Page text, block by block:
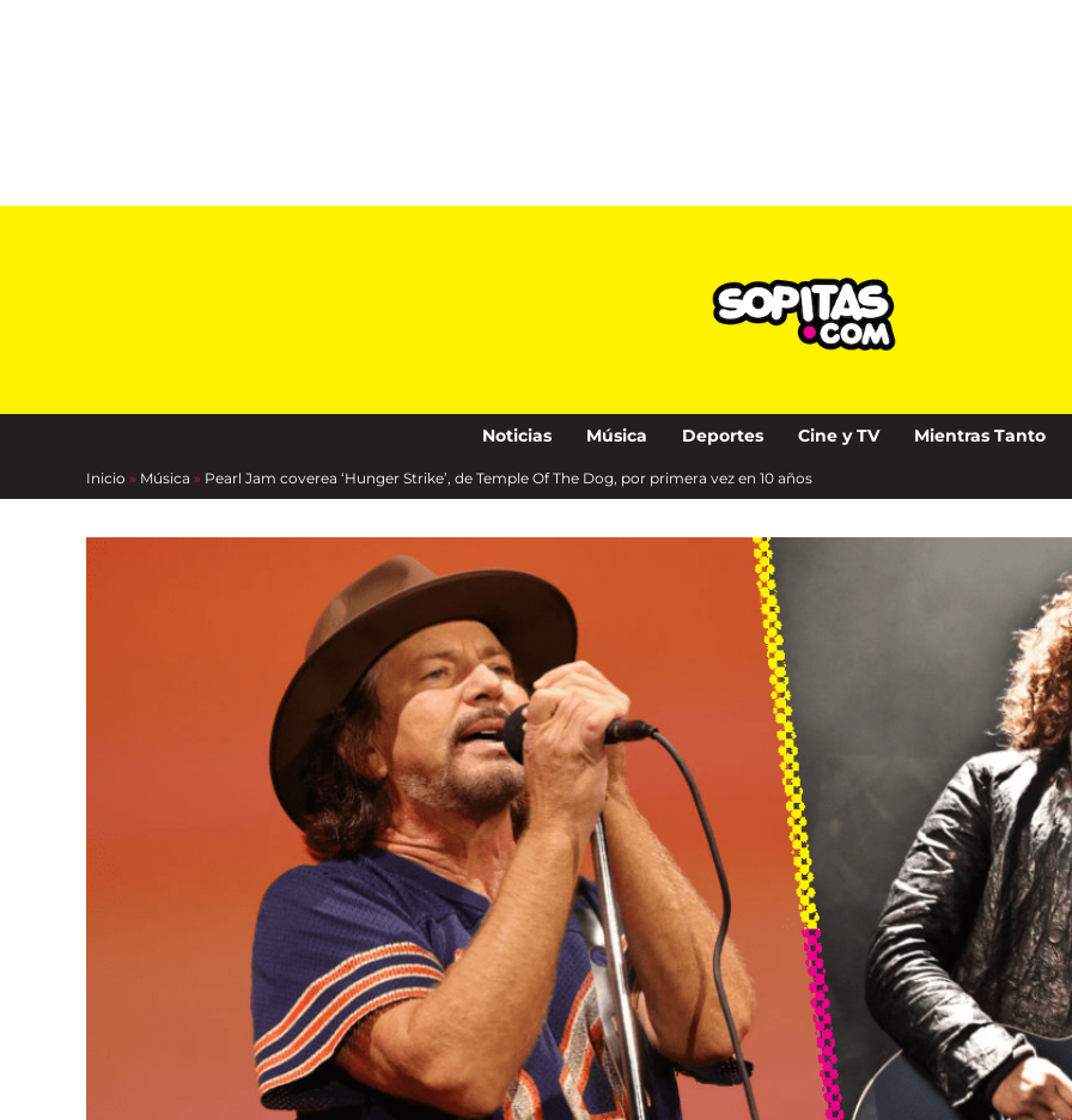
Noticias Música Deportes Cine y TV Mientras Tanto
Inicio » Música » Pearl Jam coverea ‘Hunger Strike’, de Temple Of The Dog, por primera vez en 10 años